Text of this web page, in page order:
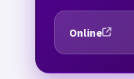
Online